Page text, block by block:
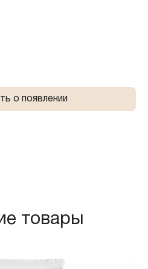
о появлении
товары